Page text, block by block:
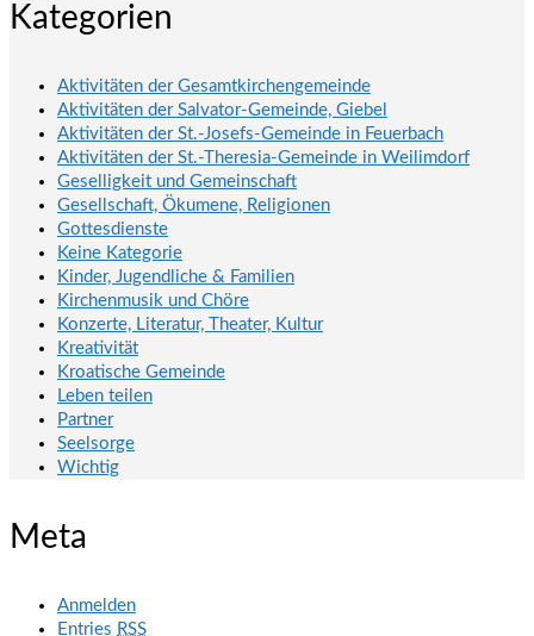
Kategorien
Aktivitäten der Gesamtkirchengemeinde
Aktivitäten der Salvator-Gemeinde, Giebel
Aktivitäten der St.-Josefs-Gemeinde in Feuerbach
Aktivitäten der St.-Theresia-Gemeinde in Weilimdorf
Geselligkeit und Gemeinschaft
Gesellschaft, Ökumene, Religionen
Gottesdienste
Keine Kategorie
Kinder, Jugendliche & Familien
Kirchenmusik und Chöre
Konzerte, Literatur, Theater, Kultur
Kreativität
Kroatische Gemeinde
Leben teilen
Partner
Seelsorge
Wichtig
Meta
Anmelden
Entries RSS